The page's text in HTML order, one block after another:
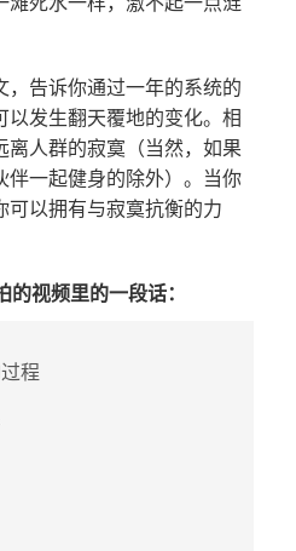
，告诉你通过一年的系统的
以发生翻天覆地的变化。相
离人群的寂寞（当然，如果
伴一起健身的除外）。当你
可以拥有与寂寞抗衡的力
视频里的一段话：
程